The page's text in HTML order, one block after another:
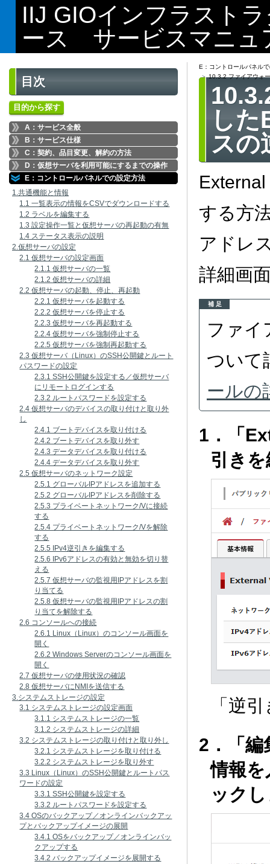
IIJ GIOインフラスト
ース サービスマニュ
目次
目的から探す
A：サービス全般
B：サービス仕様
C：契約、品目変更、解約の方法
D：仮想サーバを利用可能にするまでの操作
E：コントロールパネルでの設定方法
1.共通機能と情報
1.1 一覧表示の情報をCSVでダウンロードする
1.2 ラベルを編集する
1.3 設定操作一覧と仮想サーバの再起動の有無
1.4 ステータス表示の説明
2.仮想サーバの設定
2.1 仮想サーバの設定画面
2.1.1 仮想サーバの一覧
2.1.2 仮想サーバの詳細
2.2 仮想サーバの起動、停止、再起動
2.2.1 仮想サーバを起動する
2.2.2 仮想サーバを停止する
2.2.3 仮想サーバを再起動する
2.2.4 仮想サーバを強制停止する
2.2.5 仮想サーバを強制再起動する
2.3 仮想サーバ（Linux）のSSH公開鍵とルート
パスワードの設定
2.3.1 SSH公開鍵を設定する／仮想サーバ
にリモートログインする
2.3.2 ルートパスワードを設定する
2.4 仮想サーバのデバイスの取り付けと取り外
し
2.4.1 ブートデバイスを取り付ける
2.4.2 ブートデバイスを取り外す
2.4.3 データデバイスを取り付ける
2.4.4 データデバイスを取り外す
2.5 仮想サーバのネットワーク設定
2.5.1 グローバルIPアドレスを追加する
2.5.2 グローバルIPアドレスを削除する
2.5.3 プライベートネットワーク/Vに接続
する
2.5.4 プライベートネットワーク/Vを解除
する
2.5.5 IPv4逆引きを編集する
2.5.6 IPv6アドレスの有効と無効を切り替
える
2.5.7 仮想サーバの監視用IPアドレスを割
り当てる
2.5.8 仮想サーバの監視用IPアドレスの割
り当てを解除する
2.6 コンソールへの接続
2.6.1 Linux（Linux）のコンソール画面を
開く
2.6.2 Windows Serverのコンソール画面を
開く
2.7 仮想サーバの使用状況の確認
2.8 仮想サーバにNMIを送信する
3.システムストレージの設定
3.1 システムストレージの設定画面
3.1.1 システムストレージの一覧
3.1.2 システムストレージの詳細
3.2 システムストレージの取り付けと取り外し
3.2.1 システムストレージを取り付ける
3.2.2 システムストレージを取り外す
3.3 Linux（Linux）のSSH公開鍵とルートパス
ワードの設定
3.3.1 SSH公開鍵を設定する
3.3.2 ルートパスワードを設定する
3.4 OSのバックアップ／オンラインバックアッ
プとバックアップイメージの展開
3.4.1 OSをバックアップ／オンラインバッ
クアップする
3.4.2 バックアップイメージを展開する
E：コントロールパネル
10.3.2 ファイアウォ
し
スの
する方
アドレ
詳細画
補 足
ファイ
ついて
ールの
1．「
引き
「逆
2．「編
情報
ック